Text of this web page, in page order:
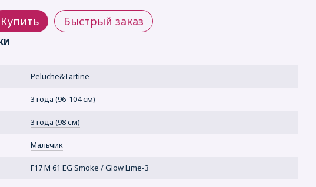
Купить Быстрый заказ
Peluche&Tartine
3 года (96-104 см)
3 года (98 см)
Мальчик
F17 M 61 EG Smoke / Glow Lime-3